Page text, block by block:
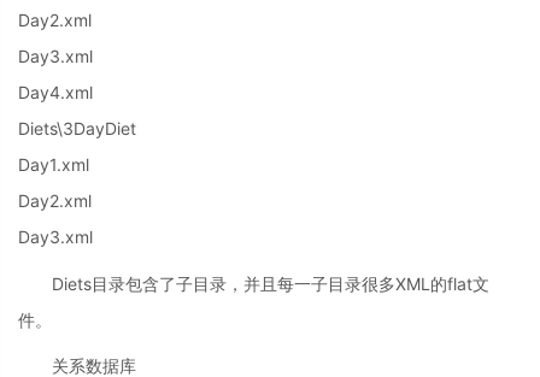
Day2.xml
Day3.xml
Day4.xml
Diets\3DayDiet
Day1.xml
Day2.xml
Day3.xml
Diets目录包含了子目录，并且每一子目录很多XML的flat文
件。
关系数据库